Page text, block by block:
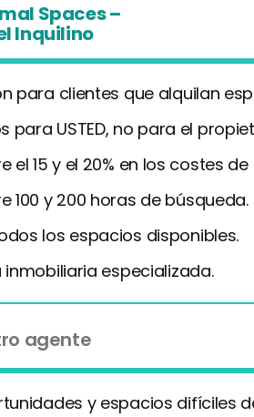
Spaces –
Inquilino
para clientes que alquilan
para USTED, no para el
el 15 y el 20% en los costes
100 y 200 horas de búsqueda.
los espacios disponibles.
inmobiliaria especializada.
agente
y espacios difíciles